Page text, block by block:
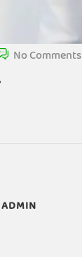
No Comments
ADMIN